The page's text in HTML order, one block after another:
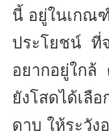
นี้ อยู่ในเกณ
ประโยชน์ ที่
อยากอยู่ใกล้
ยังโสดได้เลื
ดาบ ให้ระวั